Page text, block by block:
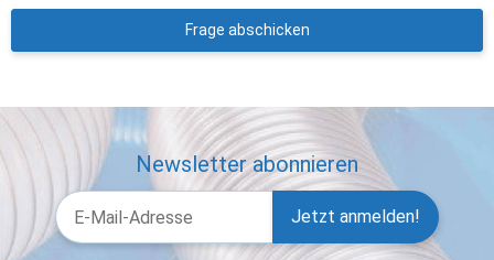
Frage abschicken
Newsletter abonnieren
Jetzt anmelden!